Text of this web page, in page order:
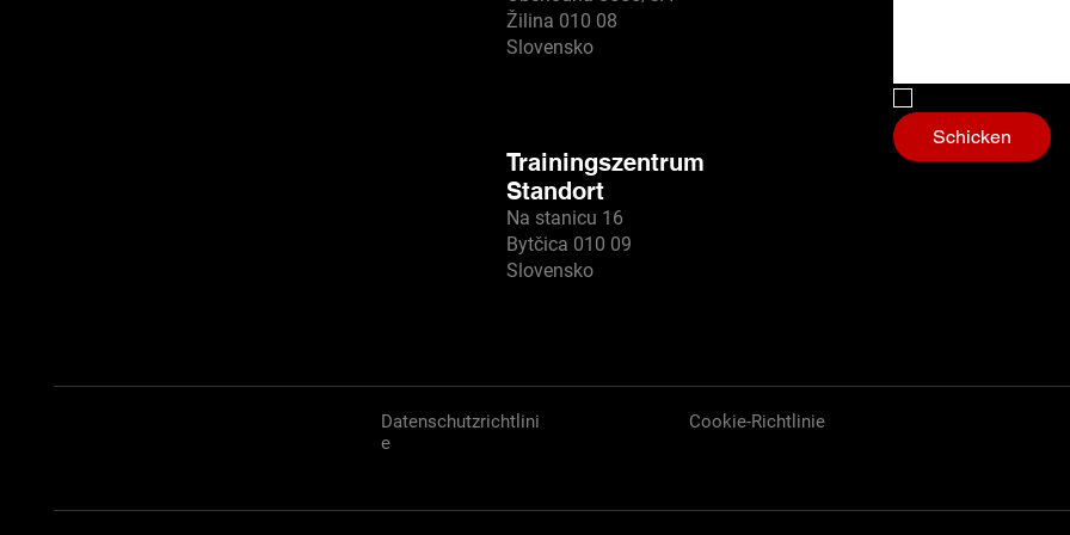
Žilina 010 08
Slovensko
Trainingszentrum
Standort
Na stanicu 16
Bytčica 010 09
Slovensko
Schicken
Datenschutzrichtlini
e
Cookie-Richtlinie